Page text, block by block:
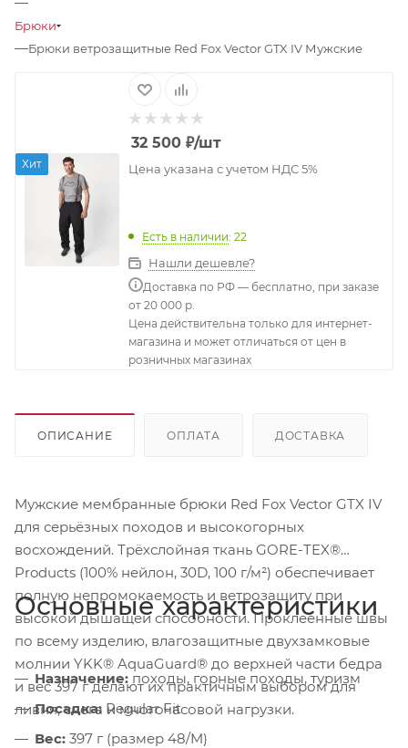
Брюки
—Брюки ветрозащитные Red Fox Vector GTX IV Мужские
Хит
32 500 ₽/шт
Цена указана с учетом НДС 5%
Есть в наличии: 22
Нашли дешевле?
Доставка по РФ — бесплатно, при заказе
от 20 000 р.
Цена действительна только для интернет-
магазина и может отличаться от цен в
розничных магазинах
ОПИСАНИЕ ОПЛАТА ДОСТАВКА
Мужские мембранные брюки Red Fox Vector GTX IV
для серьёзных походов и высокогорных
восхождений. Трёхслойная ткань GORE-TEX®
Products (100% нейлон, 30D, 100 г/м²) обеспечивает
полную непромокаемость и ветрозащиту при
высокой дышащей способности. Проклеенные швы
по всему изделию, влагозащитные двухзамковые
молнии YKK® AquaGuard® до верхней части бедра
и вес 397 г делают их практичным выбором для
ливня, снега и многочасовой нагрузки.
Основные характеристики
Назначение: походы, горные походы, туризм
Посадка: Regular Fit
Вес: 397 г (размер 48/M)